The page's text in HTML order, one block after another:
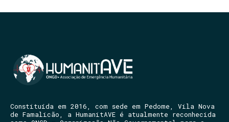
Constituída em 2016, com sede em Pedome, Vila Nova
de Famalicão, a HumanitAVE é atualmente reconhecida